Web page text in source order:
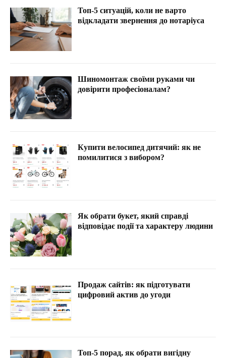
Топ-5 ситуацій, коли не варто
відкладати звернення до нотаріуса
Шиномонтаж своїми руками чи
довірити професіоналам?
Купити велосипед дитячий: як не
помилитися з вибором?
Як обрати букет, який справді
відповідає події та характеру людини
Продаж сайтів: як підготувати
цифровий актив до угоди
Топ-5 порад, як обрати вигідну